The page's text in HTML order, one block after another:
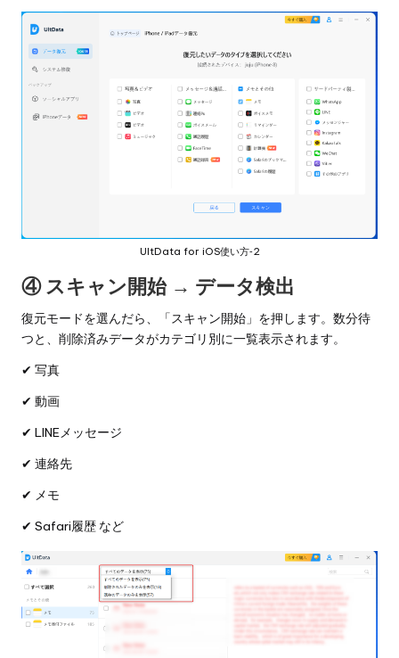
UltData for iOS使い方‐2
④ スキャン開始 → データ検出
復元モードを選んだら、「スキャン開始」を押します。数分待
つと、削除済みデータがカテゴリ別に一覧表示されます。
✔ 写真
✔ 動画
✔ LINEメッセージ
✔ 連絡先
✔ メモ
✔ Safari履歴 など